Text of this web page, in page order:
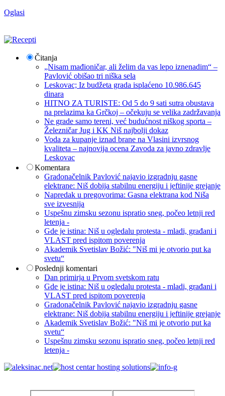
Oglasi
Čitanja
„Nisam mađioničar, ali želim da vas lepo iznenadim“ –
Pavlović obišao tri niška sela
Leskovac; Iz budžeta grada isplaćeno 10.986.645
dinara
HITNO ZA TURISTE: Od 5 do 9 sati sutra obustava
na prelazima ka Grčkoj – očekuju se velika zadržavanja
Ne grade samo tereni, već budućnost niškog sporta –
Železničar Jug i KK Niš najbolji dokaz
Voda za kupanje iznad brane na Vlasini izvrsnog
kvaliteta – najnovija ocena Zavoda za javno zdravlje
Leskovac
Komentara
Gradonačelnik Pavlović najavio izgradnju gasne
elektrane: Niš dobija stabilnu energiju i jeftinije grejanje
Napredak u pregovorima: Gasna elektrana kod Niša
sve izvesnija
Uspešnu zimsku sezonu ispratio sneg, počeo letnji red
letenja -
Gde je istina: Niš u ogledalu protesta - mladi, građani i
VLAST pred ispitom poverenja
Akademik Svetislav Božić: "Niš mi je otvorio put ka
svetu“
Poslednji komentari
Dan primirja u Prvom svetskom ratu
Gde je istina: Niš u ogledalu protesta - mladi, građani i
VLAST pred ispitom poverenja
Gradonačelnik Pavlović najavio izgradnju gasne
elektrane: Niš dobija stabilnu energiju i jeftinije grejanje
Akademik Svetislav Božić: "Niš mi je otvorio put ka
svetu“
Uspešnu zimsku sezonu ispratio sneg, počeo letnji red
letenja -